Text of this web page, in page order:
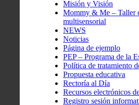
Misión y Visión
Mommy & Me – Taller
multisensorial
NEWS
Noticias
Página de ejemplo
PEP – Programa de la
Política de tratamiento
Propuesta educativa
Rectoría al Día
Recursos electrónicos
Registro sesión